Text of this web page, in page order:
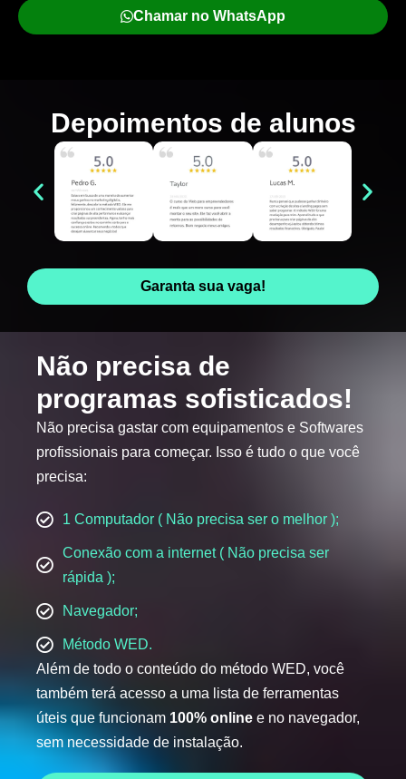
Chamar no WhatsApp
Depoimentos de alunos
Garanta sua vaga!
Não precisa de
programas sofisticados!
Não precisa gastar com equipamentos e Softwares
profissionais para começar. Isso é tudo o que você
precisa:
1 Computador ( Não precisa ser o melhor );
Conexão com a internet ( Não precisa ser
rápida );
Navegador;
Método WED.
Além de todo o conteúdo do método WED, você
também terá acesso a uma lista de ferramentas
úteis que funcionam 100% online e no navegador,
sem necessidade de instalação.